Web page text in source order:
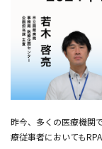
昨今、多くの医療機関
療従事者においても